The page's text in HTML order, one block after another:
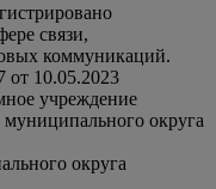
связи,
коммуникаций.
10.05.2023
учреждение
округа
округа